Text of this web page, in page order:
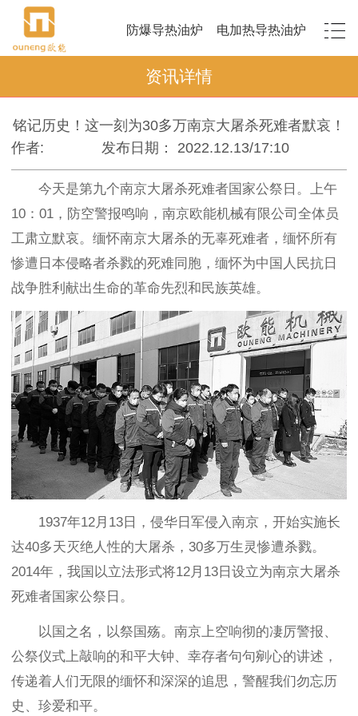
防爆导热油炉 电加热导热油炉
资讯详情
铭记历史！这一刻为30多万南京大屠杀死难者默哀！
作者:
发布日期： 2022.12.13/17:10
今天是第九个南京大屠杀死难者国家公祭日。上午
10：01，防空警报鸣响，南京欧能机械有限公司全体员
工肃立默哀。缅怀南京大屠杀的无辜死难者，缅怀所有
惨遭日本侵略者杀戮的死难同胞，缅怀为中国人民抗日
战争胜利献出生命的革命先烈和民族英雄。
1937年12月13日，侵华日军侵入南京，开始实施长
达40多天灭绝人性的大屠杀，30多万生灵惨遭杀戮。
2014年，我国以立法形式将12月13日设立为南京大屠杀
死难者国家公祭日。
以国之名，以祭国殇。南京上空响彻的凄厉警报、
公祭仪式上敲响的和平大钟、幸存者句句剜心的讲述，
传递着人们无限的缅怀和深深的追思，警醒我们勿忘历
史、珍爱和平。